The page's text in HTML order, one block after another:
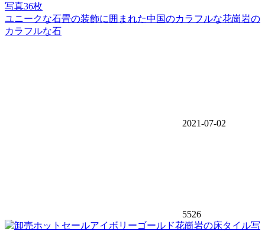
写真36枚
ユニークな石畳の装飾に囲まれた中国のカラフルな花崗岩の
カラフルな石
2021-07-02
5526
写